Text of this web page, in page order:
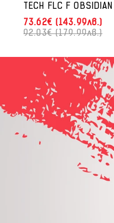
TECH FLC F
73.62€ (143.99лв.)
92.03€ (179.99лв.)